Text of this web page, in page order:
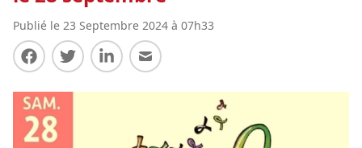
Publié le 23 Septembre 2024 à 07h33
Partager sur Facebook
Partager sur Twitter
Partager sur LinkedIn
Partager par E-mail